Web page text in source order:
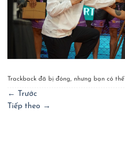
Trackback đã bị đóng, nhưng bạn có thể
←
Trước
Tiếp theo →